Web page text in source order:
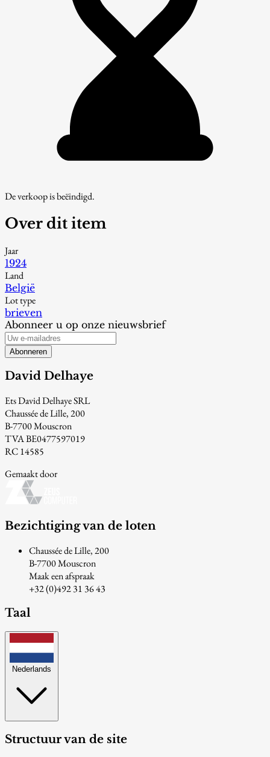
De verkoop is beëindigd.
Over dit item
Jaar
1924
Land
België
Lot type
brieven
Abonneer u op onze nieuwsbrief
Abonneren
David Delhaye
Ets David Delhaye SRL
Chaussée de Lille, 200
B-7700 Mouscron
TVA BE0477597019
RC 14585
Gemaakt door
Bezichtiging van de loten
Chaussée de Lille, 200
B-7700 Mouscron
Maak een afspraak
+32 (0)492 31 36 43
Taal
Nederlands
Structuur van de site